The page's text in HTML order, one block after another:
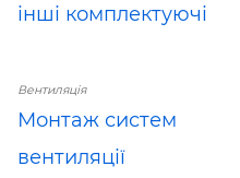
інші комплектуючі
Вентиляція
Монтаж систем
вентиляції